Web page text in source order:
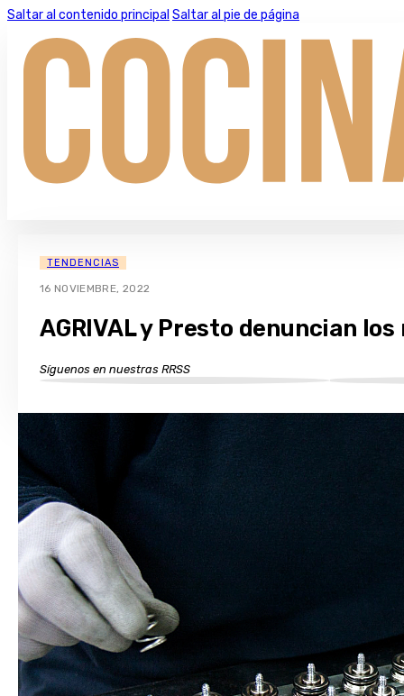
Saltar al contenido principal Saltar al pie de página
TENDENCIAS
16 NOVIEMBRE, 2022
AGRIVAL y Presto denuncian
Síguenos en nuestras RRSS